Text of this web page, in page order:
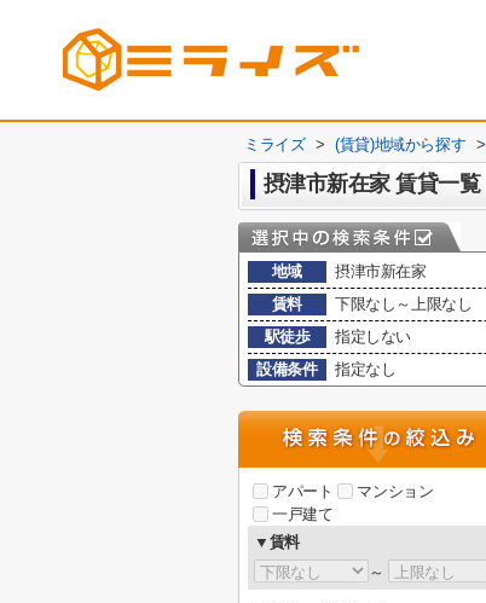
ミライズ > (賃貸)地域から探す >
摂津市新在家 賃貸一覧
地域
摂津市新在家
賃料
下限なし～上限なし
駅徒歩
指定しない
設備条件
指定なし
アパート
マンション
一戸建て
▼賃料
～